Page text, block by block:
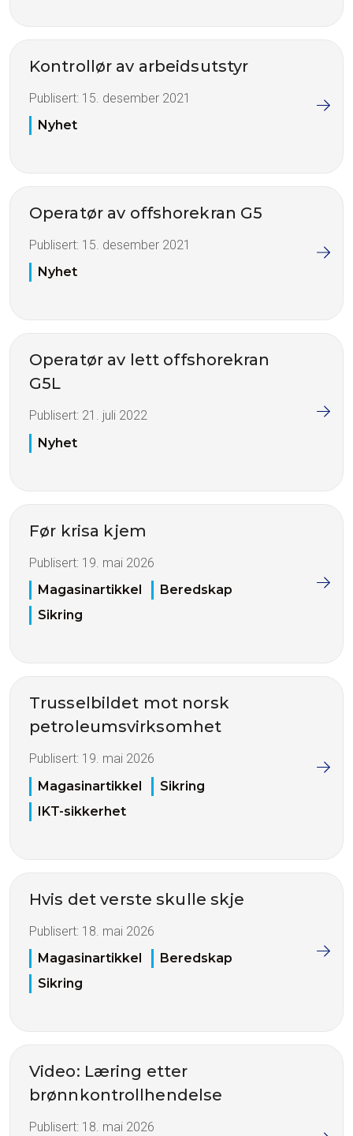
Kontrollør av arbeidsutstyr
Publisert: 15. desember 2021
Nyhet
Operatør av offshorekran G5
Publisert: 15. desember 2021
Nyhet
Operatør av lett offshorekran
G5L
Publisert: 21. juli 2022
Nyhet
Før krisa kjem
Publisert: 19. mai 2026
Magasinartikkel
Beredskap
Sikring
Trusselbildet mot norsk
petroleumsvirksomhet
Publisert: 19. mai 2026
Magasinartikkel
Sikring
IKT-sikkerhet
Hvis det verste skulle skje
Publisert: 18. mai 2026
Magasinartikkel
Beredskap
Sikring
Video: Læring etter
brønnkontrollhendelse
Publisert: 18. mai 2026